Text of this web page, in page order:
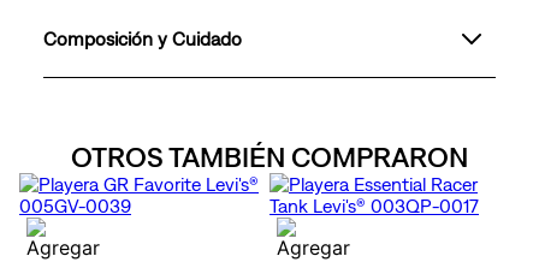
Composición y Cuidado
OTROS TAMBIÉN COMPRARON